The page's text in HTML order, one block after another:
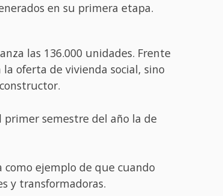
en su primera etapa.
las 136.000 unidades. Frente
oferta de vivienda social, sino
semestre del año la de
como ejemplo de que cuando
y transformadoras.